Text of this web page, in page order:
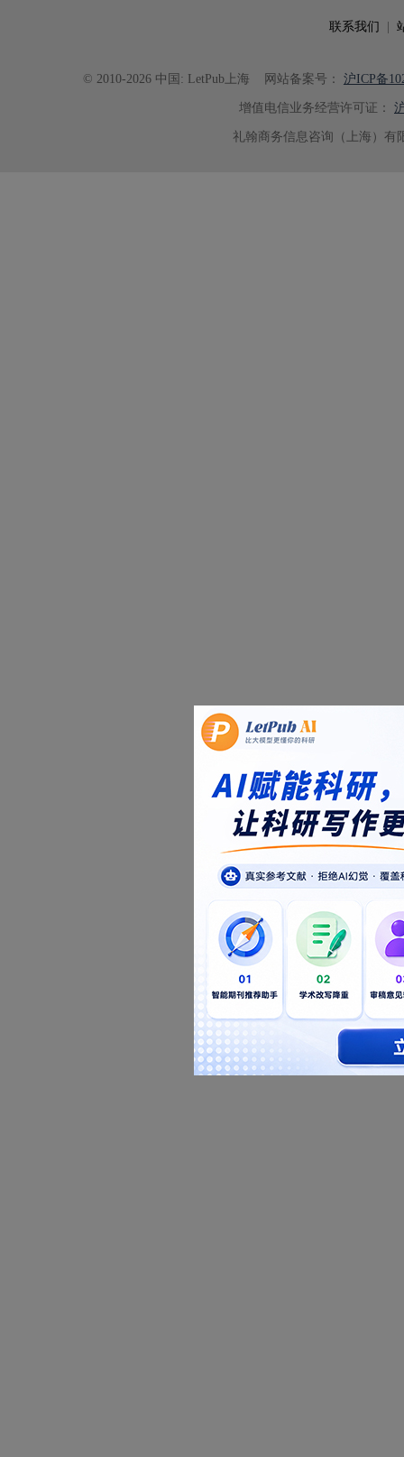
联系我们
© 2010-2026 中国: LetPub上海 网站备案号： 沪ICP备
增值电信业务经营许可证：
礼翰商务信息咨询（上海）